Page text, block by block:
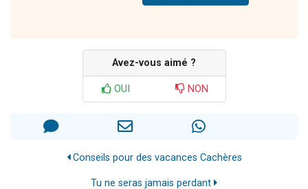
Avez-vous aimé ?
OUI NON
Conseils pour des vacances Cachères
Tu ne seras jamais perdant